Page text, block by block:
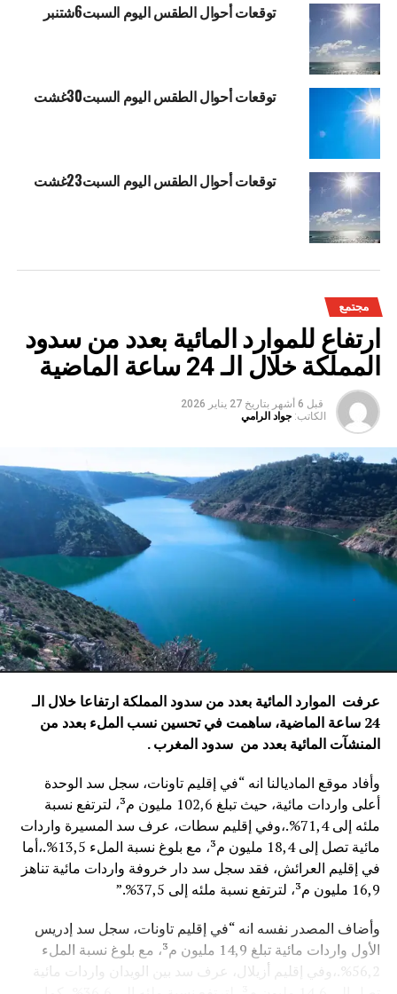
توقعات أحوال الطقس اليوم السبت6شتنبر
توقعات أحوال الطقس اليوم السبت30غشت
توقعات أحوال الطقس اليوم السبت23غشت
مجتمع
ارتفاع للموارد المائية بعدد من سدود
المملكة خلال الـ 24 ساعة الماضية
قبل 6 أشهر بتاريخ 27 يناير 2026
الكاتب: جواد الرامي
عرفت الموارد المائية بعدد من سدود المملكة ارتفاعا خلال الـ
24 ساعة الماضية، ساهمت في تحسين نسب الملء بعدد من
المنشآت المائية بعدد من سدود المغرب .
وأفاد موقع الماديالنا انه “في إقليم تاونات، سجل سد الوحدة
أعلى واردات مائية، حيث تبلغ 102,6 مليون م³، لترتفع نسبة
ملئه إلى 71,4%.،وفي إقليم سطات، عرف سد المسيرة واردات
مائية تصل إلى 18,4 مليون م³، مع بلوغ نسبة الملء 13,5%.،أما
في إقليم العرائش، فقد سجل سد دار خروفة واردات مائية تناهز
16,9 مليون م³، لترتفع نسبة ملئه إلى 37,5%.”
وأضاف المصدر نفسه انه “في إقليم تاونات، سجل سد إدريس
الأول واردات مائية تبلغ 14,9 مليون م³، مع بلوغ نسبة الملء
56,2%.،وفي إقليم أزيلال، عرف سد بين الويدان واردات مائية